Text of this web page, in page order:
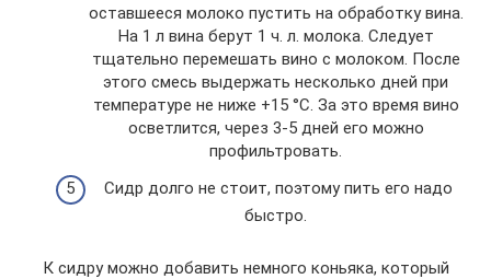
оставшееся молоко пустить на обработку вина.
На 1 л вина берут 1 ч. л. молока. Следует
тщательно перемешать вино с молоком. После
этого смесь выдержать несколько дней при
температуре не ниже +15 °С. За это время вино
осветлится, через 3-5 дней его можно
профильтровать.
Сидр долго не стоит, поэтому пить его надо
быстро.
К сидру можно добавить немного коньяка, который